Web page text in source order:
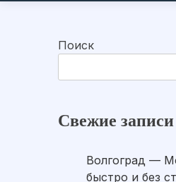
Поиск
Свежие записи
Волгоград —
быстро и без